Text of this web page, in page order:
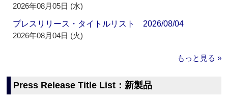
2026年08月05日 (水)
プレスリリース・タイトルリスト 2026/08/04
2026年08月04日 (火)
もっと見る »
Press Release Title List：新製品